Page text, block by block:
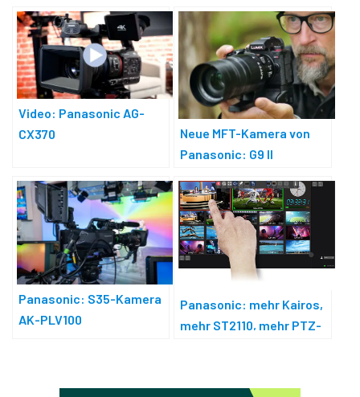
Video: Panasonic AG-
CX370
Neue MFT-Kamera von
Panasonic: G9 II
Panasonic: S35-Kamera
AK-PLV100
Panasonic: mehr Kairos,
mehr ST2110, mehr PTZ-